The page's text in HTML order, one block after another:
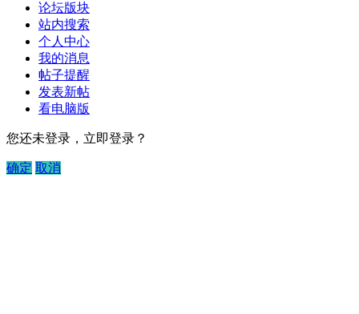
论坛版块
站内搜索
个人中心
我的消息
帖子提醒
发表新帖
看电脑版
您还未登录，立即登录？
确定 取消